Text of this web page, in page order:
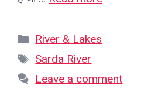
Categories
River & Lakes
Tags
Sarda River
Leave a comment